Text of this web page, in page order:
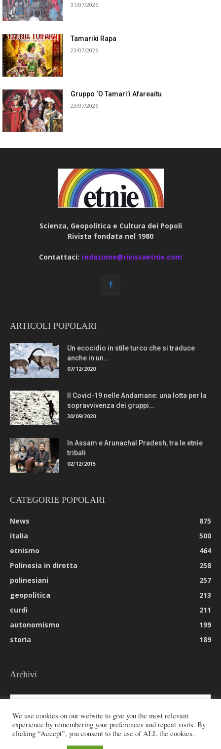
31/07/2026
Tamariki Rapa
23/07/2026
Gruppo ‘O Tamari’i Afareaitu
23/07/2026
Scienza, Geopolitica e Cultura dei Popoli
Rivista fondata nel 1980
Contattaci: redazione@rivistaetnie.com
ARTICOLI POPOLARI
Un ecocidio in stile turco che si traduce
anche in un...
07/12/2020
Il Covid-19 nelle Andamane: una lotta per la
sopravvivenza dei gruppi...
30/09/2020
In Assam e Arunachal Pradesh, tra le etnie
tribali
02/12/2015
CATEGORIE POPOLARI
News
875
italia
500
etnismo
464
Polinesia in diretta
258
polinesiani
257
geopolitica
213
curdi
211
autonomismo
199
storia
189
Archivi
Archivi
We use cookies on our website to give you the most relevant
experience by remembering your preferences and repeat visits. By
clicking “Accept”, you consent to the use of ALL the cookies.